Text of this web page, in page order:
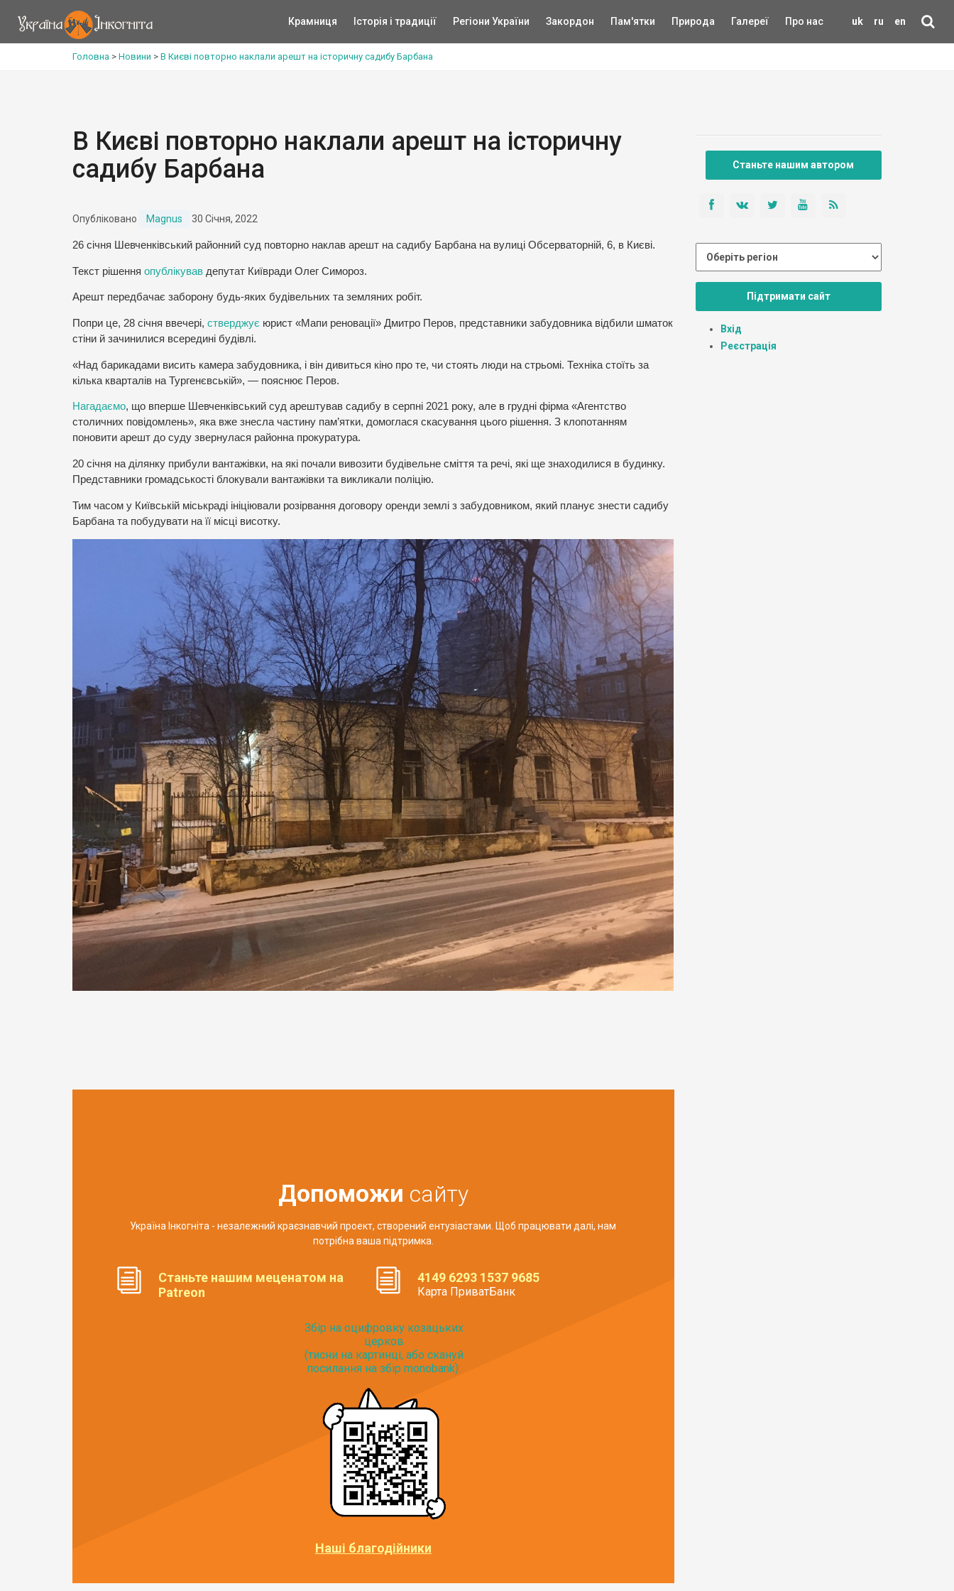
uk ru en
Крамниця Історія і традиції Регіони України Закордон Пам'ятки Природа Галереї Про нас
Головна > Новини > В Києві повторно наклали арешт на історичну садибу Барбана
В Києві повторно наклали арешт на історичну
садибу Барбана
Опубліковано Magnus 30 Січня, 2022
26 січня Шевченківський районний суд повторно наклав арешт на садибу Барбана на вулиці Обсерваторній, 6, в Києві.
Текст рішення опублікував депутат Київради Олег Симороз.
Арешт передбачає заборону будь-яких будівельних та земляних робіт.
Попри це, 28 січня ввечері, стверджує юрист «Мапи реновації» Дмитро Перов, представники забудовника відбили шматок
стіни й зачинилися всередині будівлі.
«Над барикадами висить камера забудовника, і він дивиться кіно про те, чи стоять люди на стрьомі. Техніка стоїть за
кілька кварталів на Тургенєвській», — пояснює Перов.
Нагадаємо, що вперше Шевченківський суд арештував садибу в серпні 2021 року, але в грудні фірма «Агентство
столичних повідомлень», яка вже знесла частину пам’ятки, домоглася скасування цього рішення. З клопотанням
поновити арешт до суду звернулася районна прокуратура.
20 січня на ділянку прибули вантажівки, на які почали вивозити будівельне сміття та речі, які ще знаходилися в будинку.
Представники громадськості блокували вантажівки та викликали поліцію.
Тим часом у Київській міськраді ініціювали розірвання договору оренди землі з забудовником, який планує знести садибу
Барбана та побудувати на її місці висотку.
Допоможи сайту
Україна Інкогніта - незалежний краєзнавчий проект, створений ентузіастами. Щоб працювати далі, нам
потрібна ваша підтримка.
Станьте нашим меценатом на
Patreon
4149 6293 1537 9685
Карта ПриватБанк
Збір на оцифровку козацьких
церков
(тисни на картинці, або скануй
посилання на збір monobank):
Наші благодійники
Станьте нашим автором
Підтримати сайт
Вхід
Реєстрація